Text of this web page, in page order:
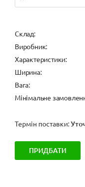
Cклад:
Виробник:
Характеристики:
Ширина:
Вага:
Мінімальне
Термін поставки:
ПРИДБАТИ